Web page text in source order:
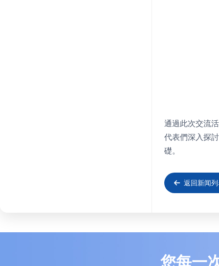
通過此次交流
代表們深入探
礎。
返回新闻
您每一